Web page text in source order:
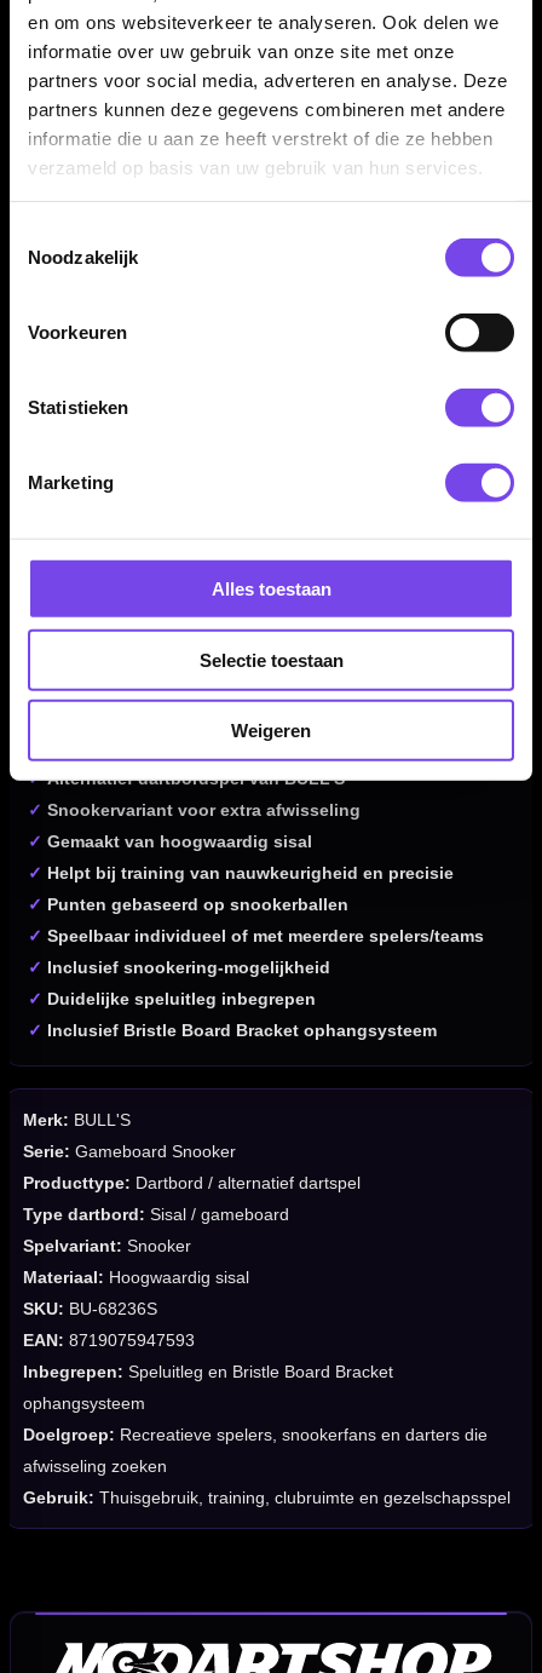
en om ons websiteverkeer te analyseren. Ook delen we
informatie over uw gebruik van onze site met onze
partners voor social media, adverteren en analyse. Deze
partners kunnen deze gegevens combineren met andere
informatie die u aan ze heeft verstrekt of die ze hebben
verzameld op basis van uw gebruik van hun services.
Noodzakelijk
Voorkeuren
Statistieken
Marketing
Alles toestaan
Selectie toestaan
Weigeren
Bristle Board Bracket inbegrepen
Het BULL'S Gameboard Snooker wordt geleverd met een
Bristle Board Bracket als ophangsysteem. Hiermee kun je het
Dit dartbord is een goede keuze voor spelers die hun
darttraining leuker willen maken. Het bord past goed in een
dartkamer, hobbyruimte, clubruimte of thuisopstelling waar
afwisseling belangrijk is.
Het BULL'S Gameboard Snooker Dartbord is vooral geschikt
voor darters die naast standaard darten ook een speels,
strategisch en trainingsgericht alternatief willen. Ideaal voor
Kenmerken van het BULL'S Gameboard Snooker Dartbord
✓ Alternatief dartbordspel van BULL'S
✓ Snookervariant voor extra afwisseling
✓ Gemaakt van hoogwaardig sisal
✓ Helpt bij training van nauwkeurigheid en precisie
✓ Punten gebaseerd op snookerballen
✓ Speelbaar individueel of met meerdere spelers/teams
✓ Inclusief snookering-mogelijkheid
✓ Duidelijke speluitleg inbegrepen
✓ Inclusief Bristle Board Bracket ophangsysteem
Merk: BULL'S
Serie: Gameboard Snooker
Producttype: Dartbord / alternatief dartspel
Type dartbord: Sisal / gameboard
Spelvariant: Snooker
Materiaal: Hoogwaardig sisal
SKU: BU-68236S
EAN: 8719075947593
Inbegrepen: Speluitleg en Bristle Board Bracket
ophangsysteem
Doelgroep: Recreatieve spelers, snookerfans en darters die
afwisseling zoeken
Gebruik: Thuisgebruik, training, clubruimte en gezelschapsspel